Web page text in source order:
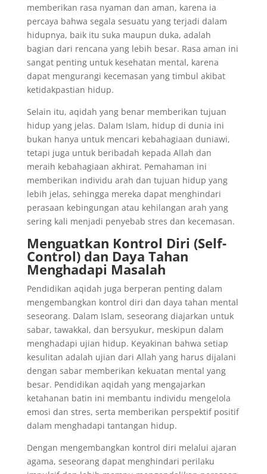
memberikan rasa nyaman dan aman, karena ia
percaya bahwa segala sesuatu yang terjadi dalam
hidupnya, baik itu suka maupun duka, adalah
bagian dari rencana yang lebih besar. Rasa aman ini
sangat penting untuk kesehatan mental, karena
dapat mengurangi kecemasan yang timbul akibat
ketidakpastian hidup.
Selain itu, aqidah yang benar memberikan tujuan
hidup yang jelas. Dalam Islam, hidup di dunia ini
bukan hanya untuk mencari kebahagiaan duniawi,
tetapi juga untuk beribadah kepada Allah dan
meraih kebahagiaan akhirat. Pemahaman ini
memberikan individu arah dan tujuan hidup yang
lebih jelas, sehingga mereka dapat menghindari
perasaan kebingungan atau kehilangan arah yang
sering kali menjadi penyebab stres dan kecemasan.
Menguatkan Kontrol Diri (Self-
Control) dan Daya Tahan
Menghadapi Masalah
Pendidikan aqidah juga berperan penting dalam
mengembangkan kontrol diri dan daya tahan mental
seseorang. Dalam Islam, seseorang diajarkan untuk
sabar, tawakkal, dan bersyukur, meskipun dalam
menghadapi ujian hidup. Keyakinan bahwa setiap
kesulitan adalah ujian dari Allah yang harus dijalani
dengan sabar memberikan kekuatan mental yang
besar. Pendidikan aqidah yang mengajarkan
ketahanan batin ini membantu individu mengelola
emosi dan stres, serta memberikan perspektif positif
dalam menghadapi tantangan hidup.
Dengan mengembangkan kontrol diri melalui ajaran
agama, seseorang dapat menghindari perilaku